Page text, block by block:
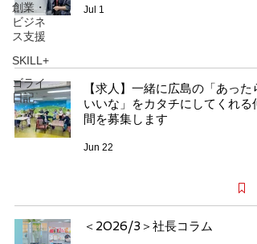
創業・
ビジネ
ス支援
SKILL+
ゴライ
日記
Jul 1
【求人】一緒に広島の「あったら
いいな」をカタチにしてくれる仲
間を募集します
Jun 22
＜2026/3＞社長コラム